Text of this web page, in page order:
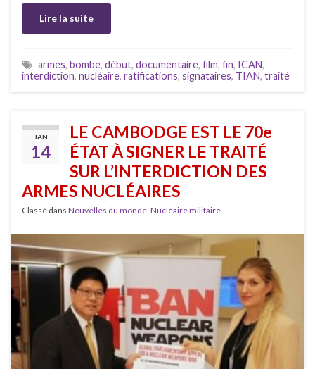
Lire la suite
armes, bombe, début, documentaire, film, fin, ICAN,
interdiction, nucléaire, ratifications, signataires, TIAN, traité
JAN
14
LE CAMBODGE EST LE 70e
ÉTAT À SIGNER LE TRAITÉ
SUR L’INTERDICTION DES
ARMES NUCLÉAIRES
Classé dans Nouvelles du monde, Nucléaire militaire